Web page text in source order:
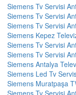
Siemens Tv Servisi
Siemens Tv Servisi
Siemens Tv Servisi
Siemens Kepez
Siemens Tv Servisi
Siemens Tv Servisi
Siemens Antalya
Siemens Led Tv
Siemens Muratpaşa